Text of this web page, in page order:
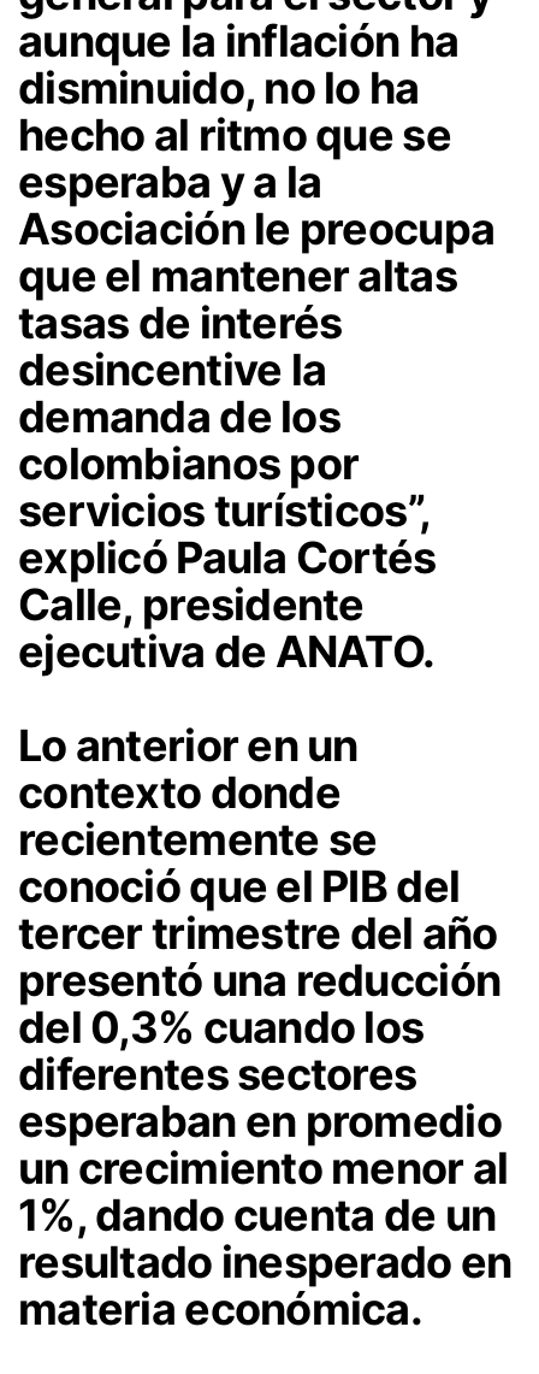
aunque la inflación ha
disminuido, no lo ha
hecho al ritmo que se
esperaba y a la
Asociación le preocupa
que el mantener altas
tasas de interés
desincentive la
demanda de los
colombianos por
servicios turísticos”,
explicó Paula Cortés
Calle, presidente
ejecutiva de ANATO.
Lo anterior en un
contexto donde
recientemente se
conoció que el PIB del
tercer trimestre del año
presentó una reducción
del 0,3% cuando los
diferentes sectores
esperaban en promedio
un crecimiento menor al
1%, dando cuenta de un
resultado inesperado en
materia económica.